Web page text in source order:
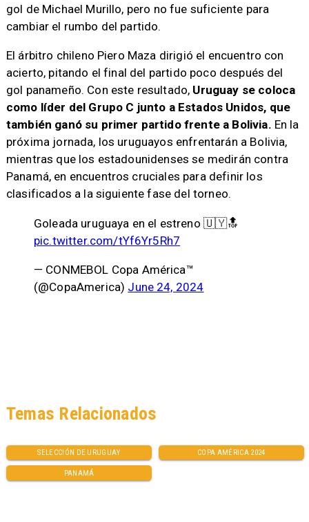
gol de Michael Murillo, pero no fue suficiente para
cambiar el rumbo del partido.
El árbitro chileno Piero Maza dirigió el encuentro con
acierto, pitando el final del partido poco después del
gol panameño. Con este resultado, Uruguay se coloca
como líder del Grupo C junto a Estados Unidos, que
también ganó su primer partido frente a Bolivia. En la
próxima jornada, los uruguayos enfrentarán a Bolivia,
mientras que los estadounidenses se medirán contra
Panamá, en encuentros cruciales para definir los
clasificados a la siguiente fase del torneo.
Goleada uruguaya en el estreno 🇺🇾🔝
pic.twitter.com/tYf6Yr5Rh7
— CONMEBOL Copa América™️
(@CopaAmerica) June 24, 2024
SELECCIÓN DE URUGUAY COPA AMÉRICA 2024
PANAMÁ
Temas Relacionados